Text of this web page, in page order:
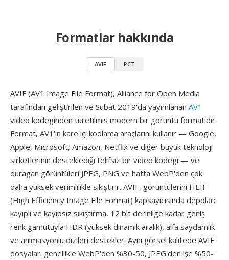
Formatlar hakkında
AVIF PCT
AVIF (AV1 Image File Format), Alliance for Open Media
tarafından geliştirilen ve Subat 2019'da yayimlanan AV1
video kodeginden turetilmis modern bir görüntü formatıdır.
Format, AV1'ın kare içi kodlama araçlarını kullanır — Google,
Apple, Microsoft, Amazon, Netflix ve diğer büyük teknoloji
sirketlerinin desteklediği telifsiz bir video kodegi — ve
duragan görüntüleri JPEG, PNG ve hatta WebP'den çok
daha yüksek verimlilikle sıkıştırır. AVIF, görüntülerini HEIF
(High Efficiency Image File Format) kapsayıcısında depolar;
kayıplı ve kayıpsız sıkıştırma, 12 bit derinlige kadar geniş
renk gamutuyla HDR (yüksek dinamik aralık), alfa saydamlık
ve animasyonlu dizileri destekler. Aynı görsel kalitede AVIF
dosyaları genellikle WebP'den %30-50, JPEG'den işe %50-